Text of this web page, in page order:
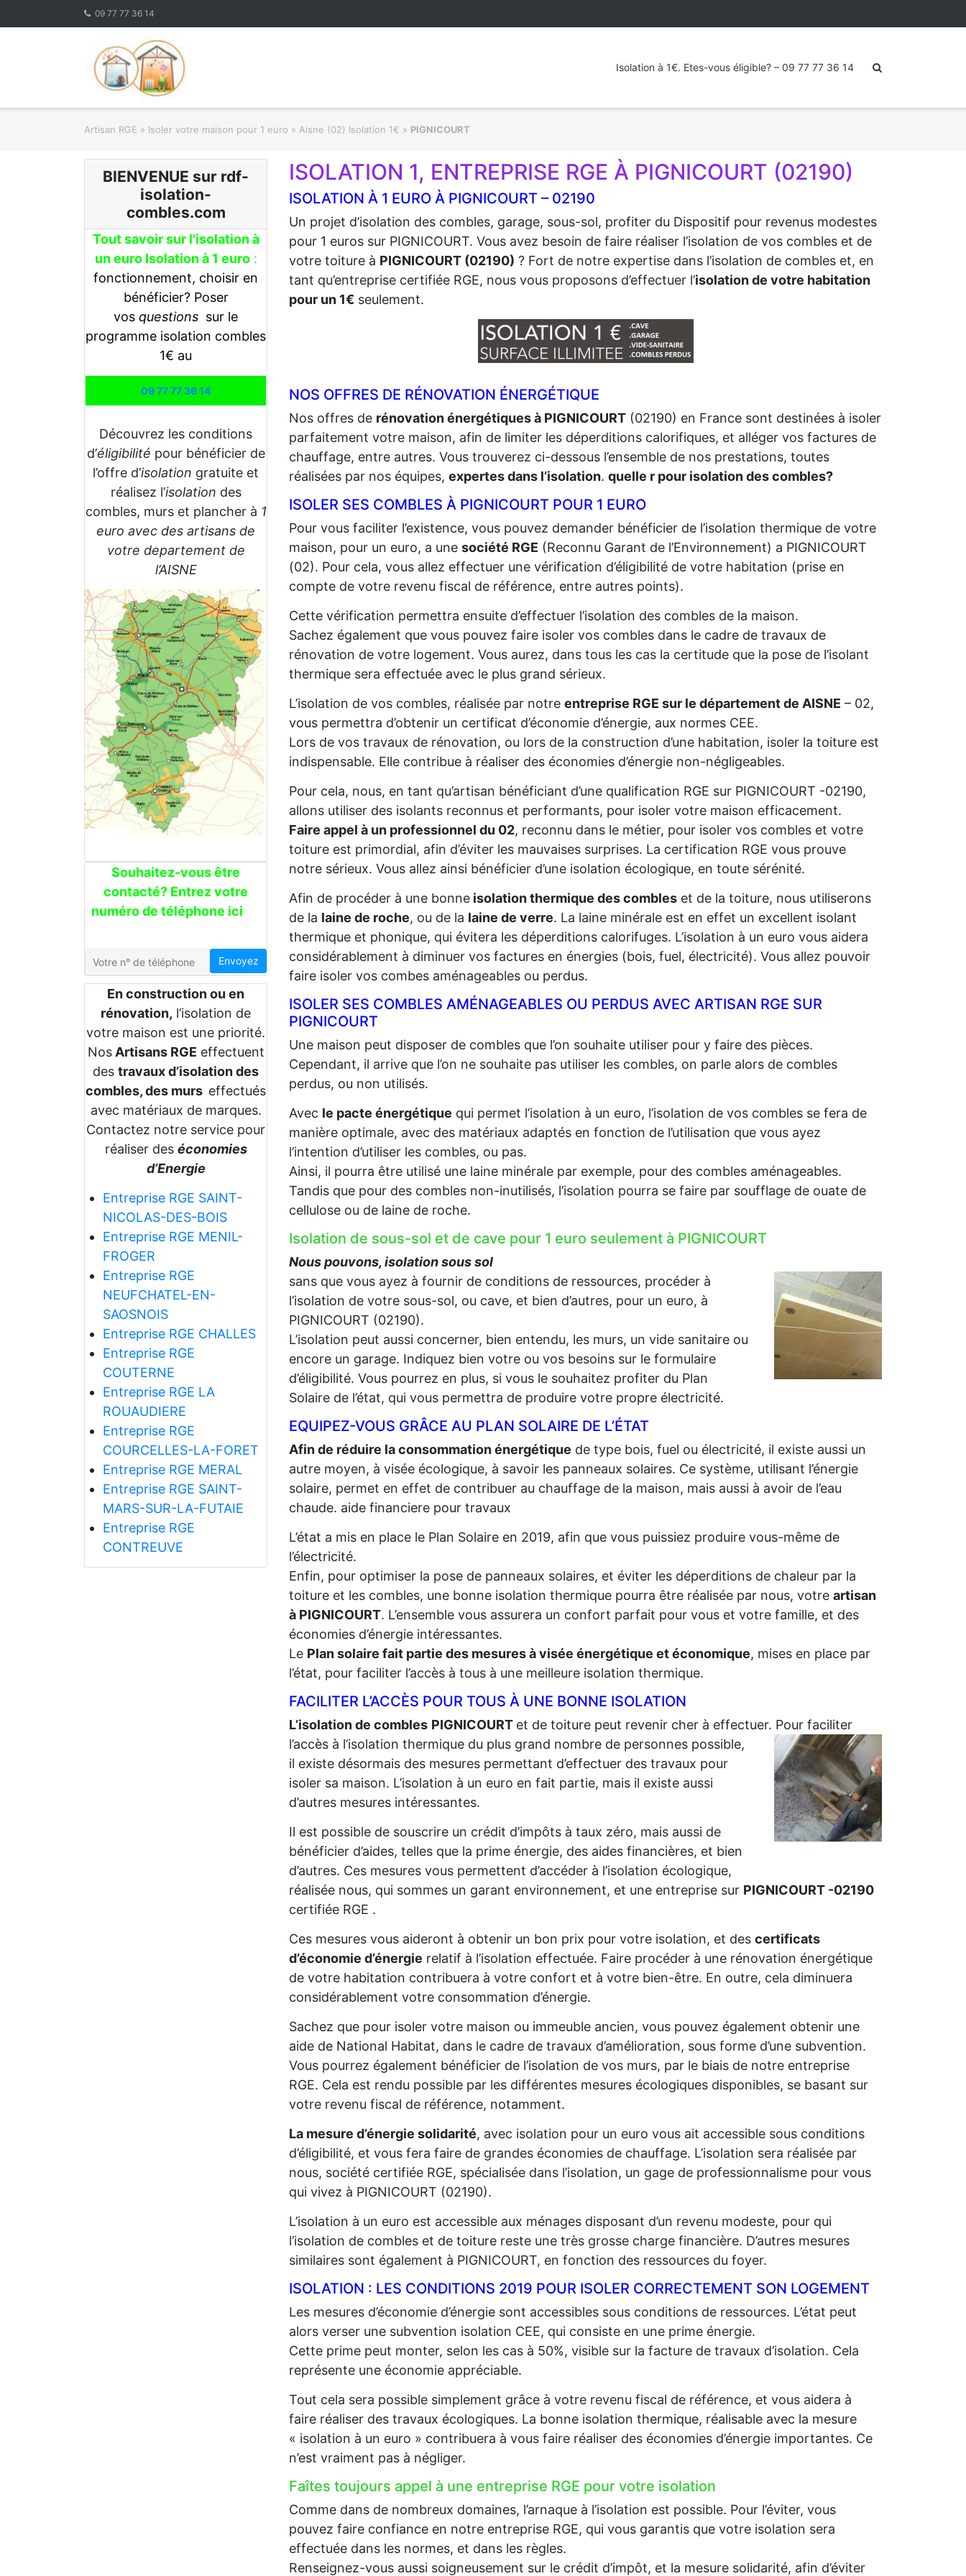
09 77 77 36 14
Isolation à 1€. Etes-vous éligible? – 09 77 77 36 14
Artisan RGE » Isoler votre maison pour 1 euro » Aisne (02) Isolation 1€ » PIGNICOURT
BIENVENUE sur rdf-
isolation-
combles.com
Tout savoir sur l'isolation à
un euro Isolation à 1 euro:
fonctionnement, choisir en
bénéficier? Poser
vos questions sur le
programme isolation combles
1€ au
09 77 77 36 14
Découvrez les conditions
d’éligibilité pour bénéficier de
l’offre d’isolation gratuite et
réalisez l’isolation des
combles, murs et plancher à 1
euro avec des artisans de
votre departement de
l’AISNE
Souhaitez-vous être
contacté? Entrez votre
numéro de téléphone ici
Envoyez
En construction ou en
rénovation, l’isolation de
votre maison est une priorité.
NosArtisans RGE effectuent
des travaux d’isolation des
combles, des murs effectués
avec matériaux de marques.
Contactez notre service pour
réaliser des économies
d’Energie
Entreprise RGE SAINT-
NICOLAS-DES-BOIS
Entreprise RGE MENIL-
FROGER
Entreprise RGE
NEUFCHATEL-EN-
SAOSNOIS
Entreprise RGE CHALLES
Entreprise RGE
COUTERNE
Entreprise RGE LA
ROUAUDIERE
Entreprise RGE
COURCELLES-LA-FORET
Entreprise RGE MERAL
Entreprise RGE SAINT-
MARS-SUR-LA-FUTAIE
Entreprise RGE
CONTREUVE
ISOLATION 1, ENTREPRISE RGE À PIGNICOURT (02190)
ISOLATION À 1 EURO À PIGNICOURT – 02190
Un projet d’isolation des combles, garage, sous-sol, profiter du Dispositif pour revenus modestes
pour 1 euros sur PIGNICOURT. Vous avez besoin de faire réaliser l’isolation de vos combles et de
votre toiture à PIGNICOURT (02190) ? Fort de notre expertise dans l’isolation de combles et, en
tant qu’entreprise certifiée RGE, nous vous proposons d’effectuer l’isolation de votre habitation
pour un 1€ seulement.
NOS OFFRES DE RÉNOVATION ÉNERGÉTIQUE
Nos offres de rénovation énergétiques à PIGNICOURT (02190) en France sont destinées à isoler
parfaitement votre maison, afin de limiter les déperditions calorifiques, et alléger vos factures de
chauffage, entre autres. Vous trouverez ci-dessous l’ensemble de nos prestations, toutes
réalisées par nos équipes, expertes dans l’isolation. quelle r pour isolation des combles?
ISOLER SES COMBLES À PIGNICOURT POUR 1 EURO
Pour vous faciliter l’existence, vous pouvez demander bénéficier de l’isolation thermique de votre
maison, pour un euro, a une société RGE (Reconnu Garant de l’Environnement) a PIGNICOURT
(02). Pour cela, vous allez effectuer une vérification d’éligibilité de votre habitation (prise en
compte de votre revenu fiscal de référence, entre autres points).
Cette vérification permettra ensuite d’effectuer l’isolation des combles de la maison.
Sachez également que vous pouvez faire isoler vos combles dans le cadre de travaux de
rénovation de votre logement. Vous aurez, dans tous les cas la certitude que la pose de l’isolant
thermique sera effectuée avec le plus grand sérieux.
L’isolation de vos combles, réalisée par notre entreprise RGE sur le département de AISNE – 02,
vous permettra d’obtenir un certificat d’économie d’énergie, aux normes CEE.
Lors de vos travaux de rénovation, ou lors de la construction d’une habitation, isoler la toiture est
indispensable. Elle contribue à réaliser des économies d’énergie non-négligeables.
Pour cela, nous, en tant qu’artisan bénéficiant d’une qualification RGE sur PIGNICOURT -02190,
allons utiliser des isolants reconnus et performants, pour isoler votre maison efficacement.
Faire appel à un professionnel du 02, reconnu dans le métier, pour isoler vos combles et votre
toiture est primordial, afin d’éviter les mauvaises surprises. La certification RGE vous prouve
notre sérieux. Vous allez ainsi bénéficier d’une isolation écologique, en toute sérénité.
Afin de procéder à une bonne isolation thermique des combles et de la toiture, nous utiliserons
de la laine de roche, ou de la laine de verre. La laine minérale est en effet un excellent isolant
thermique et phonique, qui évitera les déperditions calorifuges. L’isolation à un euro vous aidera
considérablement à diminuer vos factures en énergies (bois, fuel, électricité). Vous allez pouvoir
faire isoler vos combes aménageables ou perdus.
ISOLER SES COMBLES AMÉNAGEABLES OU PERDUS AVEC ARTISAN RGE SUR
PIGNICOURT
Une maison peut disposer de combles que l’on souhaite utiliser pour y faire des pièces.
Cependant, il arrive que l’on ne souhaite pas utiliser les combles, on parle alors de combles
perdus, ou non utilisés.
Avec le pacte énergétique qui permet l’isolation à un euro, l’isolation de vos combles se fera de
manière optimale, avec des matériaux adaptés en fonction de l’utilisation que vous ayez
l’intention d’utiliser les combles, ou pas.
Ainsi, il pourra être utilisé une laine minérale par exemple, pour des combles aménageables.
Tandis que pour des combles non-inutilisés, l’isolation pourra se faire par soufflage de ouate de
cellulose ou de laine de roche.
Isolation de sous-sol et de cave pour 1 euro seulement à PIGNICOURT
Nous pouvons, isolation sous sol
sans que vous ayez à fournir de conditions de ressources, procéder à
l’isolation de votre sous-sol, ou cave, et bien d’autres, pour un euro, à
PIGNICOURT (02190).
L’isolation peut aussi concerner, bien entendu, les murs, un vide sanitaire ou
encore un garage. Indiquez bien votre ou vos besoins sur le formulaire
d’éligibilité. Vous pourrez en plus, si vous le souhaitez profiter du Plan
Solaire de l’état, qui vous permettra de produire votre propre électricité.
EQUIPEZ-VOUS GRÂCE AU PLAN SOLAIRE DE L’ÉTAT
Afin de réduire la consommation énergétique de type bois, fuel ou électricité, il existe aussi un
autre moyen, à visée écologique, à savoir les panneaux solaires. Ce système, utilisant l’énergie
solaire, permet en effet de contribuer au chauffage de la maison, mais aussi à avoir de l’eau
chaude. aide financiere pour travaux
L’état a mis en place le Plan Solaire en 2019, afin que vous puissiez produire vous-même de
l’électricité.
Enfin, pour optimiser la pose de panneaux solaires, et éviter les déperditions de chaleur par la
toiture et les combles, une bonne isolation thermique pourra être réalisée par nous, votre artisan
à PIGNICOURT. L’ensemble vous assurera un confort parfait pour vous et votre famille, et des
économies d’énergie intéressantes.
Le Plan solaire fait partie des mesures à visée énergétique et économique, mises en place par
l’état, pour faciliter l’accès à tous à une meilleure isolation thermique.
FACILITER L’ACCÈS POUR TOUS À UNE BONNE ISOLATION
L’isolation de combles PIGNICOURT et de toiture peut revenir cher à effectuer. Pour faciliter
l’accès à l’isolation thermique du plus grand nombre de personnes possible,
il existe désormais des mesures permettant d’effectuer des travaux pour
isoler sa maison. L’isolation à un euro en fait partie, mais il existe aussi
d’autres mesures intéressantes.
Il est possible de souscrire un crédit d’impôts à taux zéro, mais aussi de
bénéficier d’aides, telles que la prime énergie, des aides financières, et bien
d’autres. Ces mesures vous permettent d’accéder à l’isolation écologique,
réalisée nous, qui sommes un garant environnement, et une entreprise sur PIGNICOURT -02190
certifiée RGE .
Ces mesures vous aideront à obtenir un bon prix pour votre isolation, et des certificats
d’économie d’énergie relatif à l’isolation effectuée. Faire procéder à une rénovation énergétique
de votre habitation contribuera à votre confort et à votre bien-être. En outre, cela diminuera
considérablement votre consommation d’énergie.
Sachez que pour isoler votre maison ou immeuble ancien, vous pouvez également obtenir une
aide de National Habitat, dans le cadre de travaux d’amélioration, sous forme d’une subvention.
Vous pourrez également bénéficier de l’isolation de vos murs, par le biais de notre entreprise
RGE. Cela est rendu possible par les différentes mesures écologiques disponibles, se basant sur
votre revenu fiscal de référence, notamment.
La mesure d’énergie solidarité, avec isolation pour un euro vous ait accessible sous conditions
d’éligibilité, et vous fera faire de grandes économies de chauffage. L’isolation sera réalisée par
nous, société certifiée RGE, spécialisée dans l’isolation, un gage de professionnalisme pour vous
qui vivez à PIGNICOURT (02190).
L’isolation à un euro est accessible aux ménages disposant d’un revenu modeste, pour qui
l’isolation de combles et de toiture reste une très grosse charge financière. D’autres mesures
similaires sont également à PIGNICOURT, en fonction des ressources du foyer.
ISOLATION : LES CONDITIONS 2019 POUR ISOLER CORRECTEMENT SON LOGEMENT
Les mesures d’économie d’énergie sont accessibles sous conditions de ressources. L’état peut
alors verser une subvention isolation CEE, qui consiste en une prime énergie.
Cette prime peut monter, selon les cas à 50%, visible sur la facture de travaux d’isolation. Cela
représente une économie appréciable.
Tout cela sera possible simplement grâce à votre revenu fiscal de référence, et vous aidera à
faire réaliser des travaux écologiques. La bonne isolation thermique, réalisable avec la mesure
« isolation à un euro » contribuera à vous faire réaliser des économies d’énergie importantes. Ce
n’est vraiment pas à négliger.
Faîtes toujours appel à une entreprise RGE pour votre isolation
Comme dans de nombreux domaines, l’arnaque à l’isolation est possible. Pour l’éviter, vous
pouvez faire confiance en notre entreprise RGE, qui vous garantis que votre isolation sera
effectuée dans les normes, et dans les règles.
Renseignez-vous aussi soigneusement sur le crédit d’impôt, et la mesure solidarité, afin d’éviter